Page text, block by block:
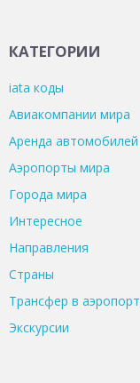
КАТЕГОРИИ
iata коды
Авиакомпании мира
Аренда автомобилей
Аэропорты мира
Города мира
Интересное
Направления
Страны
Трансфер в аэропорт
Экскурсии